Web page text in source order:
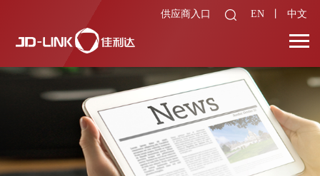
供应商入口 EN 中文